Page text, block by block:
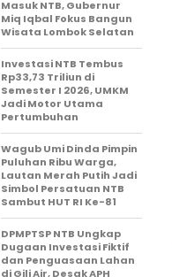
Masuk NTB, Gubernur
Miq Iqbal Fokus Bangun
Wisata Lombok Selatan
Investasi NTB Tembus
Rp33,73 Triliun di
Semester I 2026, UMKM
Jadi Motor Utama
Pertumbuhan
Wagub Umi Dinda Pimpin
Puluhan Ribu Warga,
Lautan Merah Putih Jadi
Simbol Persatuan NTB
Sambut HUT RI Ke-81
DPMPTSP NTB Ungkap
Dugaan Investasi Fiktif
dan Penguasaan Lahan
di Gili Air, Desak APH